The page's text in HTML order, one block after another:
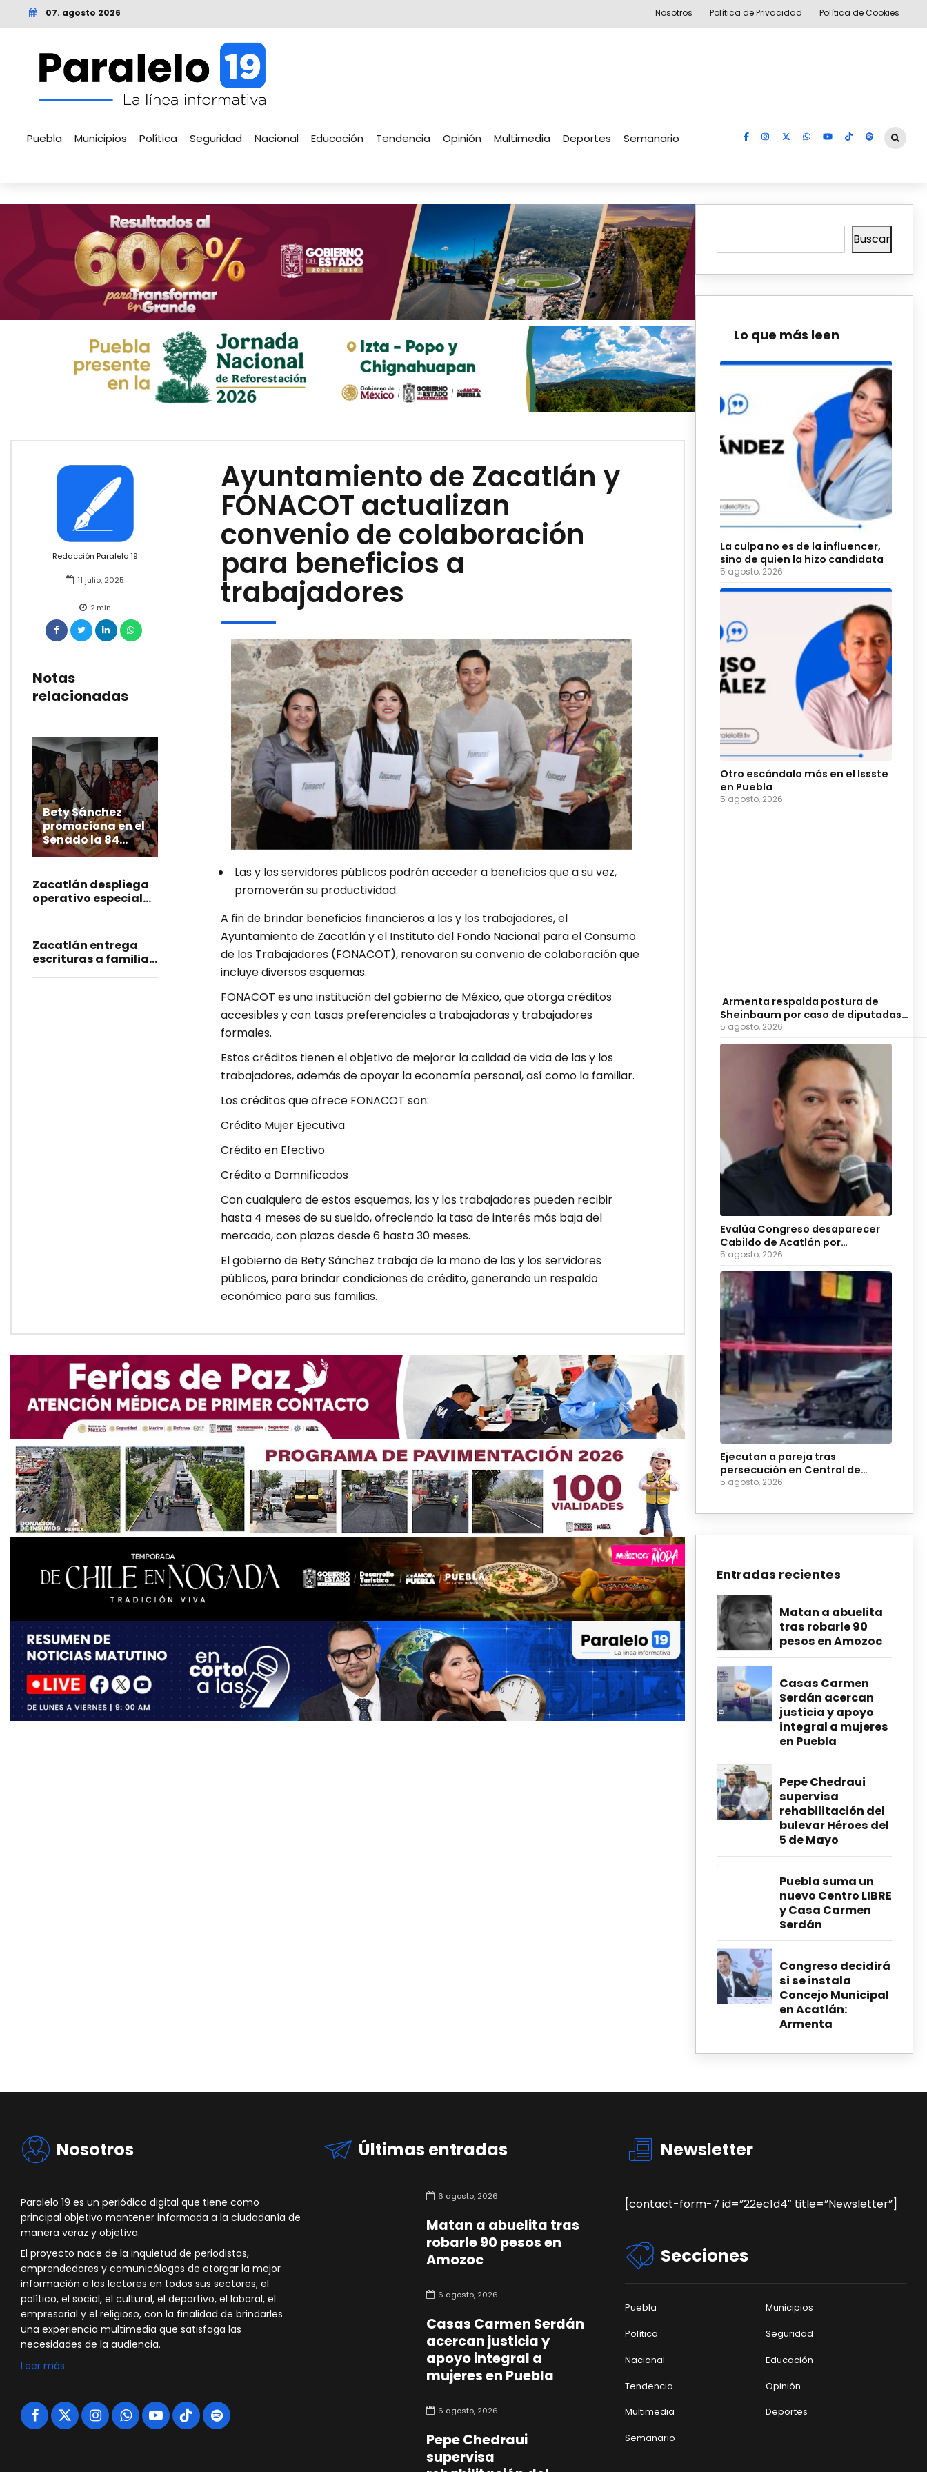
07. agosto 2026 Nosotros Política de Privacidad Política de Cookies
Puebla Municipios Política Seguridad Nacional Educación Tendencia Opinión Multimedia Deportes Semanario
Redacción Paralelo 19
11 julio, 2025
2 min
Notas
relacionadas
Bety Sánchez
promociona en el
Senado la 84
Gran Feria de la
Zacatlán
Zacatlán despliega
operativo especial
Manzana
Zacatlán entrega
escrituras a familias
Ayuntamiento de Zacatlán y
FONACOT actualizan
convenio de colaboración
para beneficios a
trabajadores
Las y los servidores públicos podrán acceder a beneficios que a su vez,
promoverán su productividad.
A fin de brindar beneficios financieros a las y los trabajadores, el
Ayuntamiento de Zacatlán y el Instituto del Fondo Nacional para el Consumo
de los Trabajadores (FONACOT), renovaron su convenio de colaboración que
incluye diversos esquemas.
FONACOT es una institución del gobierno de México, que otorga créditos
accesibles y con tasas preferenciales a trabajadoras y trabajadores
formales.
Estos créditos tienen el objetivo de mejorar la calidad de vida de las y los
trabajadores, además de apoyar la economía personal, así como la familiar.
Los créditos que ofrece FONACOT son:
Crédito Mujer Ejecutiva
Crédito en Efectivo
Crédito a Damnificados
Con cualquiera de estos esquemas, las y los trabajadores pueden recibir
hasta 4 meses de su sueldo, ofreciendo la tasa de interés más baja del
mercado, con plazos desde 6 hasta 30 meses.
El gobierno de Bety Sánchez trabaja de la mano de las y los servidores
públicos, para brindar condiciones de crédito, generando un respaldo
económico para sus familias.
Buscar
Lo que más leen
La culpa no es de la influencer,
sino de quien la hizo candidata
5 agosto, 2026
Otro escándalo más en el Issste
en Puebla
5 agosto, 2026
Armenta respalda postura de
Sheinbaum por caso de diputadas
poblanas
5 agosto, 2026
Evalúa Congreso desaparecer
Cabildo de Acatlán por
ingobernabilidad
5 agosto, 2026
Ejecutan a pareja tras
persecución en Central de
Abasto de Huixcolotla
5 agosto, 2026
Entradas recientes
Matan a abuelita
tras robarle 90
pesos en Amozoc
Casas Carmen
Serdán acercan
justicia y apoyo
integral a mujeres
en Puebla
Pepe Chedraui
supervisa
rehabilitación del
bulevar Héroes del
5 de Mayo
Puebla suma un
nuevo Centro LIBRE
y Casa Carmen
Serdán
Congreso decidirá
si se instala
Concejo Municipal
en Acatlán:
Armenta
Nosotros
Paralelo 19 es un periódico digital que tiene como
principal objetivo mantener informada a la ciudadanía de
manera veraz y objetiva.
El proyecto nace de la inquietud de periodistas,
emprendedores y comunicólogos de otorgar la mejor
información a los lectores en todos sus sectores; el
político, el social, el cultural, el deportivo, el laboral, el
empresarial y el religioso, con la finalidad de brindarles
una experiencia multimedia que satisfaga las
necesidades de la audiencia.
Leer más…
Últimas entradas
6 agosto, 2026
Matan a abuelita tras
robarle 90 pesos en
Amozoc
6 agosto, 2026
Casas Carmen Serdán
acercan justicia y
apoyo integral a
mujeres en Puebla
6 agosto, 2026
Pepe Chedraui
supervisa
Newsletter
[contact-form-7 id=”22ec1d4″ title=”Newsletter”]
Secciones
Puebla
Municipios
Política
Seguridad
Nacional
Educación
Tendencia
Opinión
Multimedia
Deportes
Semanario